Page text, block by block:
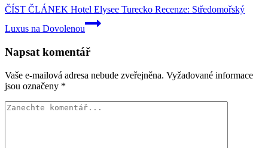
ČÍST ČLÁNEK Hotel Elysee Turecko Recenze: Středomořský
Luxus na Dovolenou
Napsat komentář
Vaše e-mailová adresa nebude zveřejněna. Vyžadované informace
jsou označeny *